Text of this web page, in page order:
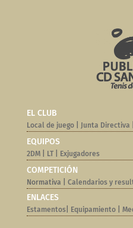
EL CLUB
Local de juego| Junta Directiva
EQUIPOS
2DM| LT| Exjugadores
COMPETICIÓN
Normativa | Calendarios y
ENLACES
Estamentos| Equipamiento|